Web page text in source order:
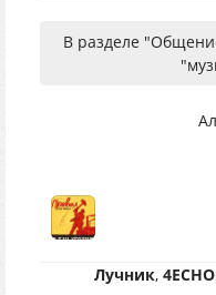
В разделе
Лучник,